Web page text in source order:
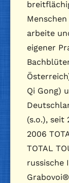
arbeite
eigener
Qi Gong)
(s.o.), seit
2006
TOTAL
russische